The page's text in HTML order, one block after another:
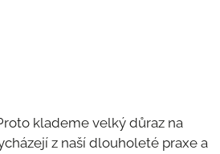
klademe velký důraz na
z naší dlouholeté praxe a